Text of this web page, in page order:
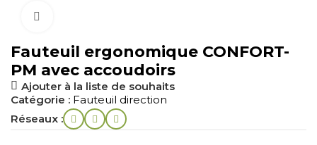
Fauteuil ergonomique CONFORT-
PM avec accoudoirs
Ajouter à la liste de souhaits
Catégorie : Fauteuil direction
Réseaux :